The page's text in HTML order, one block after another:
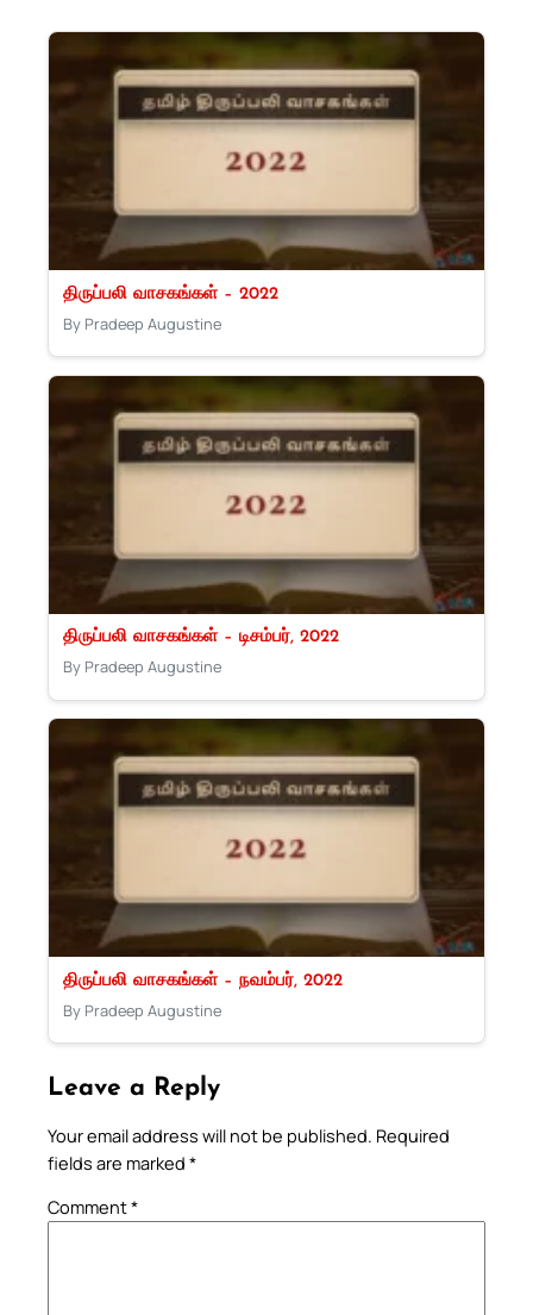
திருப்பலி வாசகங்கள் – 2022
By Pradeep Augustine
திருப்பலி வாசகங்கள் – டிசம்பர், 2022
By Pradeep Augustine
திருப்பலி வாசகங்கள் – நவம்பர், 2022
By Pradeep Augustine
Leave a Reply
Your email address will not be published. Required
fields are marked *
Comment*